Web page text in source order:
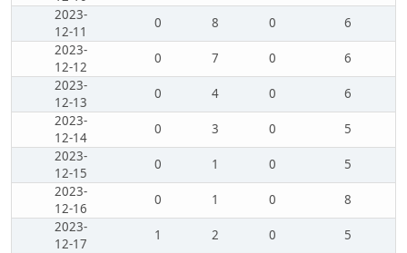
2023-
12-11
0 8 0
6
2023-
12-12
0 7 0
6
2023-
12-13
0 4 0
6
2023-
12-14
0 3 0
5
2023-
12-15
0 1 0
5
2023-
12-16
0 1 0
8
2023-
12-17
1 2 0
5